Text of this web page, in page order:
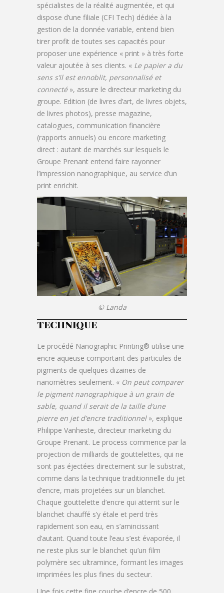
spécialistes de la réalité augmentée, et qui
dispose d’une filiale (CFI Tech) dédiée à la
gestion de la donnée variable, entend bien
tirer profit de toutes ses capacités pour
proposer une expérience « print » à très forte
valeur ajoutée à ses clients. « Le papier a du
sens s’il est ennoblit, personnalisé et
connecté», assure le directeur marketing du
groupe. Edition (de livres d’art, de livres objets,
de livres photos), presse magazine,
catalogues, communication financière
(rapports annuels) ou encore marketing
direct : autant de marchés sur lesquels le
Groupe Prenant entend faire rayonner
l’impression nanographique, au service d’un
print enrichit.
© Landa
TECHNIQUE
Le procédé Nanographic Printing® utilise une
encre aqueuse comportant des particules de
pigments de quelques dizaines de
nanomètres seulement. « On peut comparer
le pigment nanographique à un grain de
sable, quand il serait de la taille d’une
pierre en jet d’encre traditionnel », explique
Philippe Vanheste, directeur marketing du
Groupe Prenant. Le process commence par la
projection de milliards de gouttelettes, qui ne
sont pas éjectées directement sur le substrat,
comme dans la technique traditionnelle du jet
d’encre, mais projetées sur un blanchet.
Chaque gouttelette d’encre qui atterrit sur le
blanchet chauffé s’y étale et perd très
rapidement son eau, en s’amincissant
d’autant. Quand toute l’eau s’est évaporée, il
ne reste plus sur le blanchet qu’un film
polymère sec ultramince, formant les images
imprimées les plus fines du secteur.